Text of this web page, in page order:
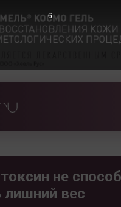
не
лишний вес
5